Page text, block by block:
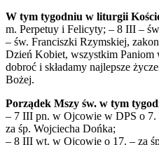
W tym tygodniu w liturgii
m. Perpetuy i Felicyty; – 8 III –
– św. Franciszki Rzymskiej,
Dzień Kobiet, wszystkim Paniom
dobroć i składamy najlepsze
Bożej.
Porządek Mszy św. w tym
– 7 III pn. w Ojcowie w DPS o 7.
za śp. Wojciecha Dońka;
– 8 III wt. w Ojcowie o 17. – za